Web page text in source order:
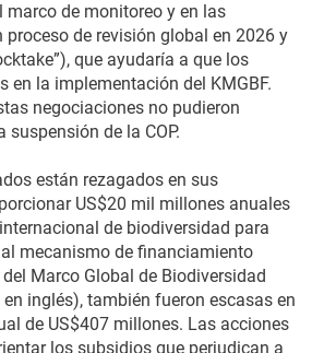
marco de monitoreo y en las
de revisión global en 2026 y
que ayudaría a que los
en la implementación del KMGBF.
negociaciones no pudieron
de la COP.
están rezagados en sus
US$20 mil millones anuales
de biodiversidad para
mecanismo de financiamiento
Marco Global de Biodiversidad
en inglés), también fueron escasas en
de US$407 millones. Las acciones
los subsidios que perjudican a